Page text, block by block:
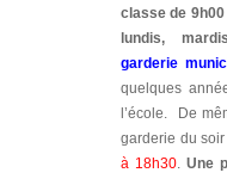
classe de 9h00
lundis,
garderie
quelques
l’école. De
garderie du
à 18h30. Une